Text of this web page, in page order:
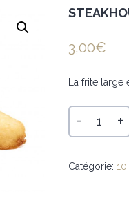
3,00€
La frite
- +
Catégorie: 10